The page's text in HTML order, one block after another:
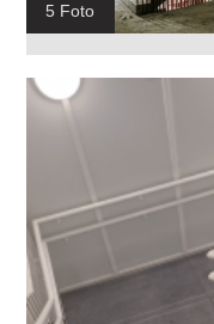
5 Foto